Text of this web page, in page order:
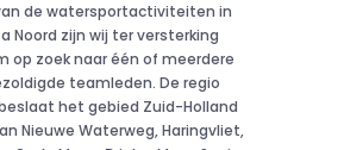
de watersportactiviteiten in
Noord zijn wij ter versterking
op zoek naar één of meerdere
teamleden. De regio
het gebied Zuid-Holland
Nieuwe Waterweg, Haringvliet,